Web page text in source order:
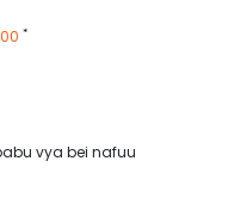
*
vya bei nafuu